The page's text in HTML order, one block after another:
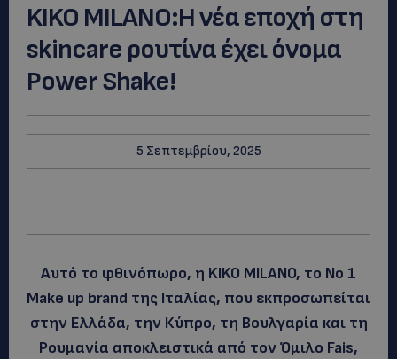
KIKO MILANO:Η νέα εποχή στη
skincare ρουτίνα έχει όνομα
Power Shake!
5 Σεπτεμβρίου, 2025
Αυτό το φθινόπωρο, η KIKO MILANO, το No 1
Make up brand της Ιταλίας, που εκπροσωπείται
στην Ελλάδα, την Κύπρο, τη Βουλγαρία και τη
Ρουμανία αποκλειστικά από τον Όμιλο Fais,